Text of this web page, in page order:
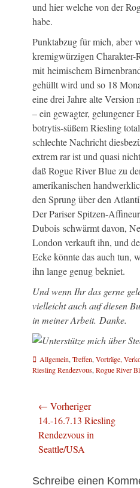
und hier welche von der
habe.
Punktabzug für mich, aber
kremigwürzigen Charakter-
mit heimischem
gehüllt wird und so 18
eine drei Jahre alte Version
– ein gewagter, gelungener
botrytis-süßem Riesling
schlechte Nachricht
extrem rar ist und quasi
daß Rogue River Blue zu
amerikanischen
den Sprung über den
Der Pariser Spitzen-
Dubois schwärmt davon,
London verkauft ihn, und
Ecke könnte das auch tun,
ihn lange genug bekniet.
Und wenn Ihr das gerne
vielleicht auch auf diesen
in meiner Arbeit. Danke.
Kategorien
Allgemein,Treffen,Vorträge,
Riesling Rendezvous,Rogue River
Beitragsnavigation
← Vorheriger
Vorheriger
Beitrag:
14.-16.7.13 Riesling
Rendezvous in
Seattle/USA
Schreibe einen